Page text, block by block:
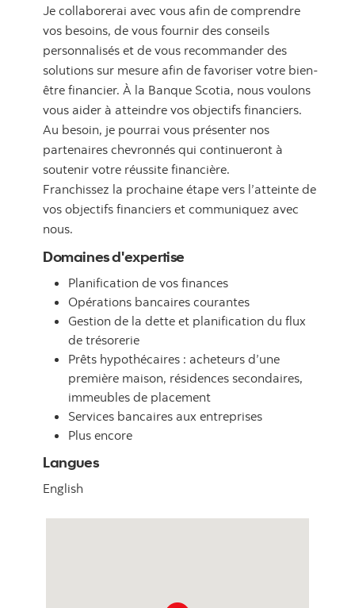
Je collaborerai avec vous afin de comprendre
vos besoins, de vous fournir des conseils
personnalisés et de vous recommander des
solutions sur mesure afin de favoriser votre bien-
être financier. À la Banque Scotia, nous voulons
vous aider à atteindre vos objectifs financiers.
Au besoin, je pourrai vous présenter nos
partenaires chevronnés qui continueront à
soutenir votre réussite financière.
Franchissez la prochaine étape vers l’atteinte de
vos objectifs financiers et communiquez avec
nous.
Domaines d'expertise
Planification de vos finances
Opérations bancaires courantes
Gestion de la dette et planification du flux
de trésorerie
Prêts hypothécaires : acheteurs d’une
première maison, résidences secondaires,
immeubles de placement
Services bancaires aux entreprises
Plus encore
Langues
English